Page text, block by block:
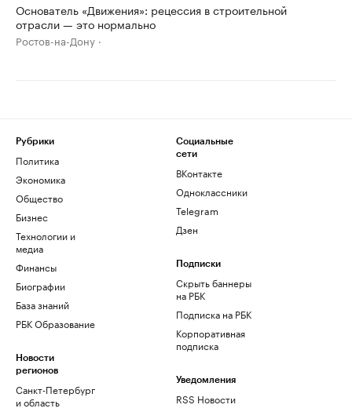
Основатель «Движения»: рецессия в строительной
отрасли — это нормально
Ростов-на-Дону
Рубрики
Политика
Экономика
Общество
Бизнес
Технологии и
медиа
Финансы
Биографии
База знаний
РБК Образование
Новости
регионов
Санкт-Петербург
и область
Социальные
сети
ВКонтакте
Одноклассники
Telegram
Дзен
Подписки
Скрыть баннеры
на РБК
Подписка на РБК
Корпоративная
подписка
Уведомления
RSS Новости